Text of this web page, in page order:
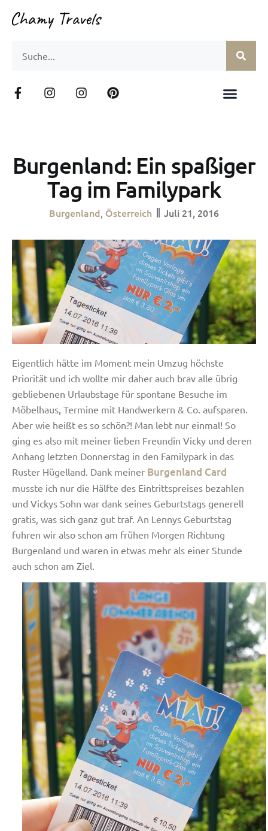
Burgenland: Ein spaßiger
Tag im Familypark
Burgenland Österreich Juli 21, 2016
Eigentlich hätte im Moment mein Umzug höchste
Priorität und ich wollte mir daher auch brav alle übrig
gebliebenen Urlaubstage für spontane Besuche im
Möbelhaus, Termine mit Handwerkern & Co. aufsparen.
Aber wie heißt es so schön?! Man lebt nur einmal! So
ging es also mit meiner lieben Freundin Vicky und deren
Anhang letzten Donnerstag in den Familypark in das
Ruster Hügelland. Dank meiner Burgenland Card
musste ich nur die Hälfte des Eintrittspreises bezahlen
und Vickys Sohn war dank seines Geburtstags generell
gratis, was sich ganz gut traf. An Lennys Geburtstag
fuhren wir also schon am frühen Morgen Richtung
Burgenland und waren in etwas mehr als einer Stunde
auch schon am Ziel.